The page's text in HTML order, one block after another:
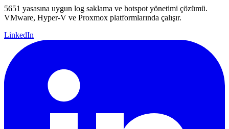
5651 yasasına uygun log saklama ve hotspot yönetimi çözümü.
VMware, Hyper-V ve Proxmox platformlarında çalışır.
LinkedIn